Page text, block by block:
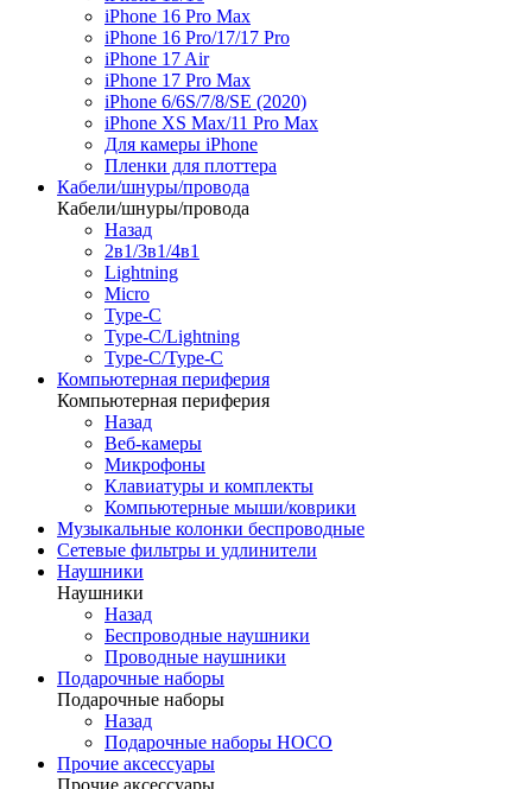
iPhone 16 Pro Max
iPhone 16 Pro/17/17 Pro
iPhone 17 Air
iPhone 17 Pro Max
iPhone 6/6S/7/8/SE (2020)
iPhone XS Max/11 Pro Max
Для камеры iPhone
Пленки для плоттера
Кабели/шнуры/провода
Кабели/шнуры/провода
Назад
2в1/3в1/4в1
Lightning
Micro
Type-C
Type-C/Lightning
Type-C/Type-C
Компьютерная периферия
Компьютерная периферия
Назад
Веб-камеры
Микрофоны
Клавиатуры и комплекты
Компьютерные мыши/коврики
Музыкальные колонки беспроводные
Сетевые фильтры и удлинители
Наушники
Наушники
Назад
Беспроводные наушники
Проводные наушники
Подарочные наборы
Подарочные наборы
Назад
Подарочные наборы HOCO
Прочие аксессуары
Прочие аксессуары